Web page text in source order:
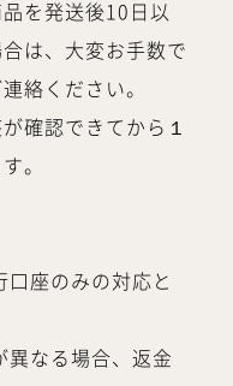
を発送後10日以
は、大変お手数で
絡ください。
確認できてから１
。
座のみの対応と
なる場合、返金